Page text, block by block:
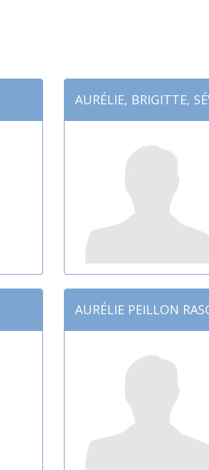
AURÉLIE, BRIGITTE,
AURÉLIE PEILLON